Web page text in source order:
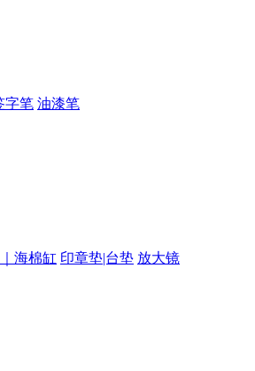
字笔 油漆笔
海棉缸 印章垫|台垫 放大镜